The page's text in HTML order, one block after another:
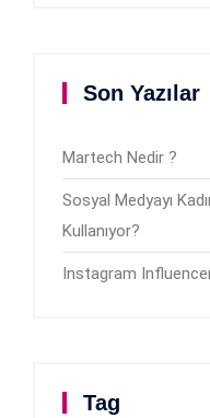
Son Yazılar
Martech Nedir ?
Sosyal Medyayı
Kullanıyor?
Instagram
Tag